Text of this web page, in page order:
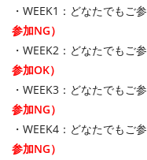
・WEEK1：どなたでもご
参加NG）
・WEEK2：どなたでもご
参加OK）
・WEEK3：どなたでもご
参加NG）
・WEEK4：どなたでもご
参加NG）